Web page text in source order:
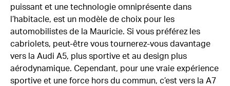
puissant et une technologie omniprésente dans
l’habitacle, est un modèle de choix pour les
automobilistes de la Mauricie. Si vous préférez les
cabriolets, peut-être vous tournerez-vous davantage
vers la Audi A5, plus sportive et au design plus
aérodynamique. Cependant, pour une vraie expérience
sportive et une force hors du commun, c’est vers la A7